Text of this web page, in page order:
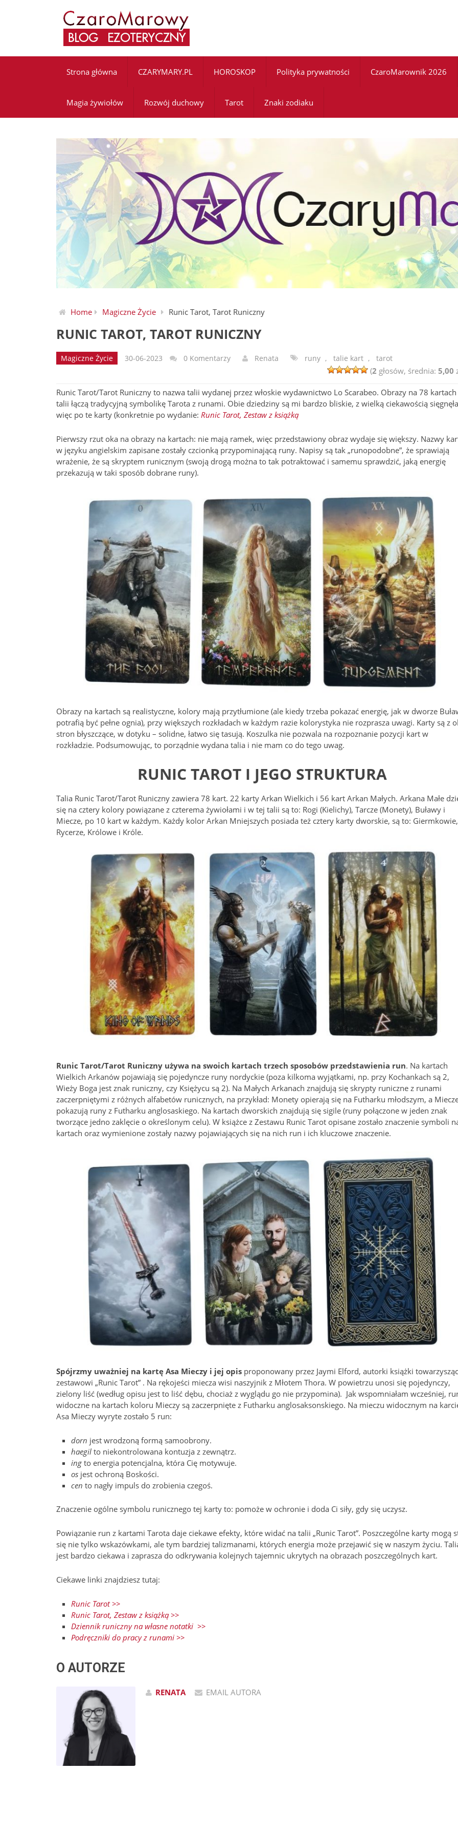
Strona główna CZARYMARY.PL HOROSKOP Polityka prywatności CzaroMarownik 2026
Magia żywiołów Rozwój duchowy Tarot Znaki zodiaku
Home Magiczne Życie Runic Tarot, Tarot Runiczny
RUNIC TAROT, TAROT RUNICZNY
Magiczne Życie 30-06-2023 0 Komentarzy Renata runy , talie kart , tarot
(2 głosów, średnia: 5,00
Runic Tarot/Tarot Runiczny to nazwa talii wydanej przez włoskie wydawnictwo Lo Scarabeo. Obrazy na 78
talii łączą tradycyjną symbolikę Tarota z runami. Obie dziedziny są mi bardzo bliskie, z wielką ciekawością
więc po te karty (konkretnie po wydanie: Runic Tarot, Zestaw z książką
Pierwszy rzut oka na obrazy na kartach: nie mają ramek, więc przedstawiony obraz wydaje się większy. Nazwy
w języku angielskim zapisane zostały czcionką przypominającą runy. Napisy są tak „runopodobne”, że sprawiają
wrażenie, że są skryptem runicznym (swoją drogą można to tak potraktować i samemu sprawdzić, jaką energię
przekazują w taki sposób dobrane runy).
Obrazy na kartach są realistyczne, kolory mają przytłumione (ale kiedy trzeba pokazać energię, jak w dworze
potrafią być pełne ognia), przy większych rozkładach w każdym razie kolorystyka nie rozprasza uwagi. Karty są z
stron błyszczące, w dotyku – solidne, łatwo się tasują. Koszulka nie pozwala na rozpoznanie pozycji kart w
rozkładzie. Podsumowując, to porządnie wydana talia i nie mam co do tego uwag.
RUNIC TAROT I JEGO STRUKTURA
Talia Runic Tarot/Tarot Runiczny zawiera 78 kart. 22 karty Arkan Wielkich i 56 kart Arkan Małych. Arkana Małe
się na cztery kolory powiązane z czterema żywiołami i w tej talii są to: Rogi (Kielichy), Tarcze (Monety), Buławy i
Miecze, po 10 kart w każdym. Każdy kolor Arkan Mniejszych posiada też cztery karty dworskie, są to: Giermkowie,
Rycerze, Królowe i Króle.
Runic Tarot/Tarot Runiczny używa na swoich kartach trzech sposobów przedstawienia run. Na kartach
Wielkich Arkanów pojawiają się pojedyncze runy nordyckie (poza kilkoma wyjątkami, np. przy Kochankach są 2,
Wieży Boga jest znak runiczny, czy Księżycu są 2). Na Małych Arkanach znajdują się skrypty runiczne z runami
zaczerpniętymi z różnych alfabetów runicznych, na przykład: Monety opierają się na Futharku młodszym, a
pokazują runy z Futharku anglosaskiego. Na kartach dworskich znajdują się sigile (runy połączone w jeden znak
tworzące jedno zaklęcie o określonym celu). W książce z Zestawu Runic Tarot opisane zostało znaczenie symboli
kartach oraz wymienione zostały nazwy pojawiających się na nich run i ich kluczowe znaczenie.
Spójrzmy uważniej na kartę Asa Mieczy i jej opis proponowany przez Jaymi Elford, autorki książki
zestawowi „Runic Tarot” . Na rękojeści miecza wisi naszyjnik z Młotem Thora. W powietrzu unosi się pojedynczy,
zielony liść (według opisu jest to liść dębu, chociaż z wyglądu go nie przypomina). Jak wspomniałam wcześniej,
widoczne na kartach koloru Mieczy są zaczerpnięte z Futharku anglosaksonskiego. Na mieczu widocznym na
Asa Mieczy wyryte zostało 5 run:
dorn jest wrodzoną formą samoobrony.
haegilto niekontrolowana kontuzja z zewnątrz.
ingto energia potencjalna, która Cię motywuje.
osjest ochroną Boskości.
cen to nagły impuls do zrobienia czegoś.
Znaczenie ogólne symbolu runicznego tej karty to: pomoże w ochronie i doda Ci siły, gdy się uczysz.
Powiązanie run z kartami Tarota daje ciekawe efekty, które widać na talii „Runic Tarot”. Poszczególne karty mogą
się nie tylko wskazówkami, ale tym bardziej talizmanami, których energia może przejawić się w naszym życiu.
jest bardzo ciekawa i zaprasza do odkrywania kolejnych tajemnic ukrytych na obrazach poszczególnych kart.
Ciekawe linki znajdziesz tutaj:
Runic Tarot >>
Runic Tarot, Zestaw z książką >>
Dziennik runiczny na własne notatki >>
Podręczniki do pracy z runami >>
O AUTORZE
RENATA EMAIL AUTORA